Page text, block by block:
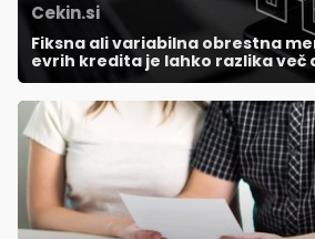
Cekin.si
Fiksna ali variabilna obrestna
evrih kredita je lahko razlika več